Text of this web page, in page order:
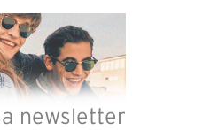
newsletter